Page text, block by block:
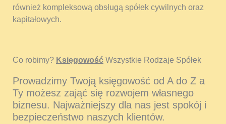
również kompleksową obsługą spółek cywilnych oraz
kapitałowych.
Co robimy? Księgowość Wszystkie Rodzaje Spółek
Prowadzimy Twoją księgowość od A do Z a
Ty możesz zająć się rozwojem własnego
biznesu. Najważniejszy dla nas jest spokój i
bezpieczeństwo naszych klientów.